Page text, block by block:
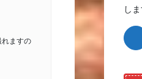
れますの
しま